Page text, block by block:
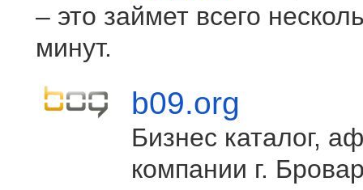
– это займет всего
минут.
b09.org
Бизнес каталог,
компании г.